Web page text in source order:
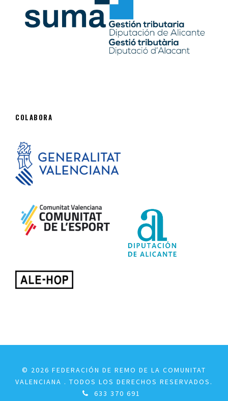
COLABORA
© 2026 FEDERACIÓN DE REMO DE LA COMUNITAT
VALENCIANA . TODOS LOS DERECHOS RESERVADOS.
633 370 691